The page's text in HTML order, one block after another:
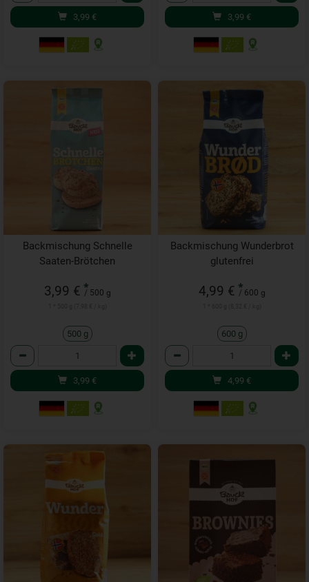
3,99 € 3,99 €
Backmischung Schnelle
Saaten-Brötchen
3,99 € *
/ 500 g
500 g
Anzahl
3,99 €
Backmischung Wunderbrot
glutenfrei
4,99 € *
/ 600 g
600 g
Anzahl
4,99 €